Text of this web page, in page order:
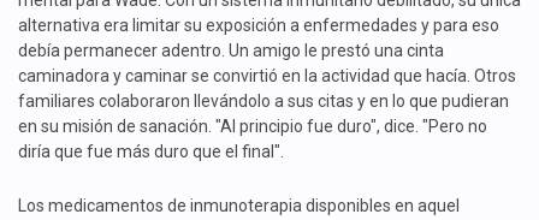
alternativa era limitar su exposición a enfermedades y para eso
debía permanecer adentro. Un amigo le prestó una cinta
caminadora y caminar se convirtió en la actividad que hacía. Otros
familiares colaboraron llevándolo a sus citas y en lo que pudieran
en su misión de sanación. "Al principio fue duro", dice. "Pero no
diría que fue más duro que el final".
Los medicamentos de inmunoterapia disponibles en aquel